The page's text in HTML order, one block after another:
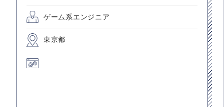
ゲーム系エンジニア
東京都